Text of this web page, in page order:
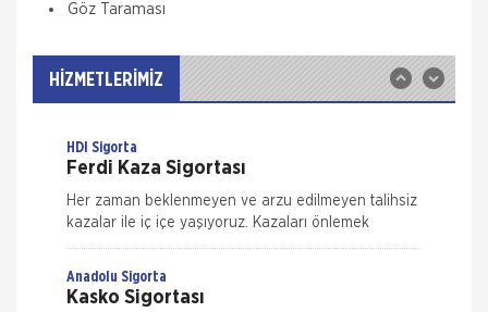
Göz Taraması
HİZMETLERİMİZ
Allianz Sigorta
Allianz ile işyerinizde güven içinde çalışın!
HDI Sigorta
Ferdi Kaza Sigortası
Her zaman beklenmeyen ve arzu edilmeyen talihsiz
kazalar ile iç içe yaşıyoruz. Kazaları önlemek
mümkün ama ne kadar dikkat edersek edelim
Anadolu Sigorta
Kasko Sigortası